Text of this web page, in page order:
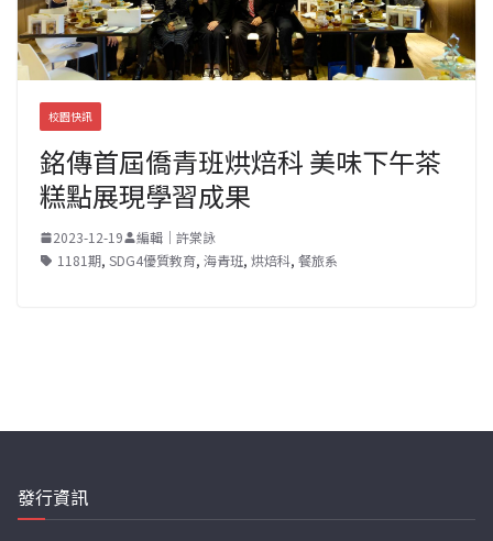
校園快訊
銘傳首屆僑青班烘焙科 美味下午茶
糕點展現學習成果
2023-12-19
編輯｜許棠詠
1181期, SDG4優質教育, 海青班, 烘焙科, 餐旅系
發行資訊